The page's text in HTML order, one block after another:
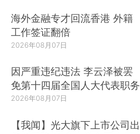
海外金融专才回流香港 外籍
工作签证翻倍
2026年08月07日
因严重违纪违法 李云泽被罢
免第十四届全国人大代表职务
2026年08月07日
【我闻】光大旗下上市公司出